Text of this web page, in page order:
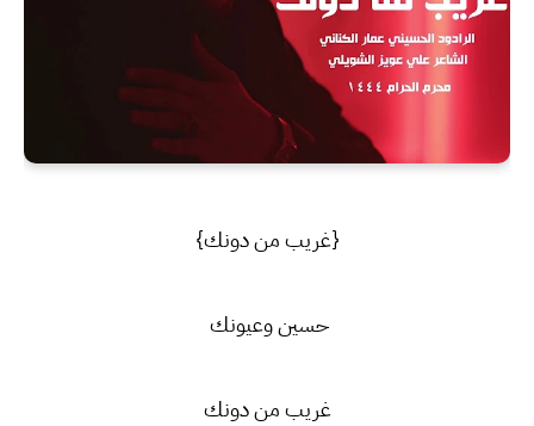
{غريب من دونك}
حسين وعيونك
غريب من دونك